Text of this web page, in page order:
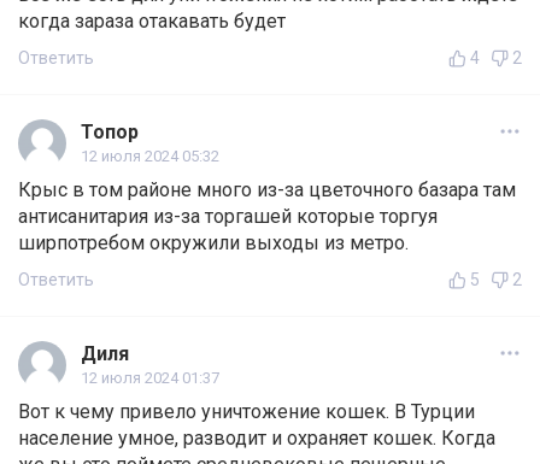
когда зараза отакавать будет
Ответить 4 2
Топор
12 июля 2024 05:32
Крыс в том районе много из-за цветочного базара там
антисанитария из-за торгашей которые торгуя
ширпотребом окружили выходы из метро.
Ответить 5 2
Диля
12 июля 2024 01:37
Вот к чему привело уничтожение кошек. В Турции
население умное, разводит и охраняет кошек. Когда